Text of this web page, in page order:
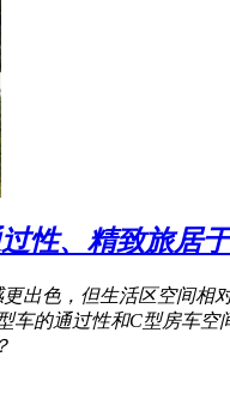
性、精致旅居
出色，但生活区空间相
车的通过性和C型房车